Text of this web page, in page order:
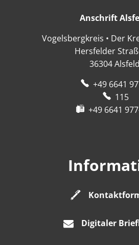
Anschrift
Vogelsbergkreis • Der
Hersfelder
36304 Alsfeld
+49 6641
115
+49 6641
Digitaler